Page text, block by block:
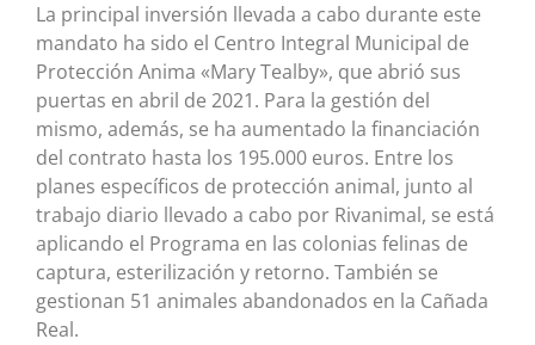
La principal inversión llevada a cabo durante este
mandato ha sido el Centro Integral Municipal de
Protección Anima «Mary Tealby», que abrió sus
puertas en abril de 2021. Para la gestión del
mismo, además, se ha aumentado la financiación
del contrato hasta los 195.000 euros. Entre los
planes específicos de protección animal, junto al
trabajo diario llevado a cabo por Rivanimal, se está
aplicando el Programa en las colonias felinas de
captura, esterilización y retorno. También se
gestionan 51 animales abandonados en la Cañada
Real.